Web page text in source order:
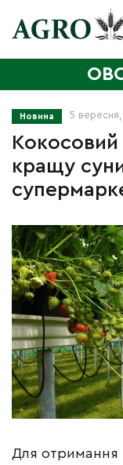
Новина 5
Кокосовий
кращу
Для отримання